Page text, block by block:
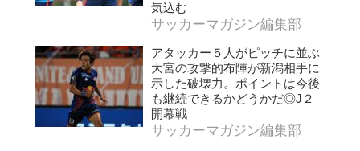
気込む
サッカーマガジン編集部
アタッカー５人がピッチに並ぶ
大宮の攻撃的布陣が新潟相手に
示した破壊力。ポイントは今後
も継続できるかどうかだ◎J２
開幕戦
サッカーマガジン編集部